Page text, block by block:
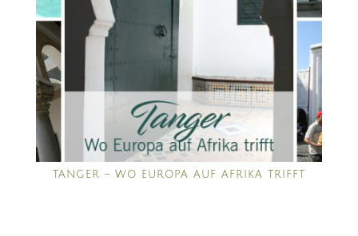
TANGER – WO EUROPA AUF AFRIKA TRIFFT